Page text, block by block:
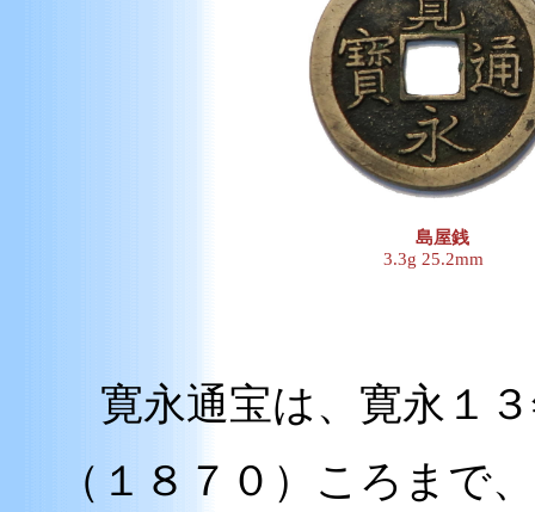
島屋銭
3.3g 25.2mm
寛永通宝は、寛永１
（１８７０）ころま